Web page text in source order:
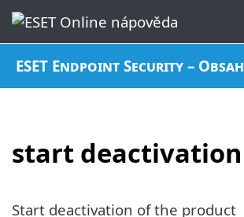
ESET Endpoint Security – Obsah
start deactivation
Start deactivation of the product